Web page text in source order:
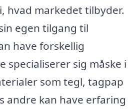
hvad markedet tilbyder.
egen tilgang til
have forskellig
specialiserer sig måske i
som tegl, tagpap
andre kan have erfaring